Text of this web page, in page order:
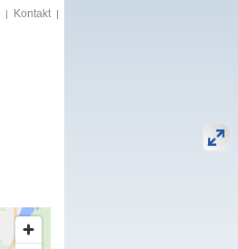
| Kontakt |